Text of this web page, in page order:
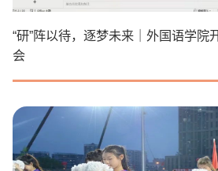
“研”阵以待，逐梦未来｜外国语学院
会